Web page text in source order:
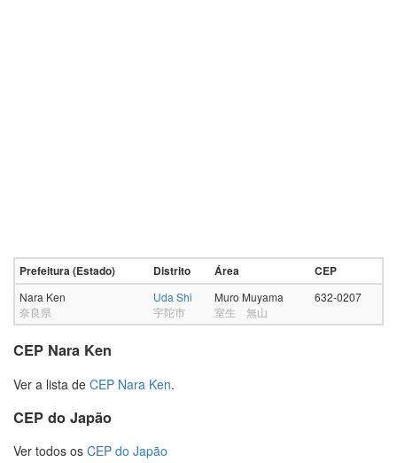
Prefeitura (Estado) Distrito Área CEP
Nara Ken
奈良県
Uda Shi
宇陀市
Muro Muyama
室生 無山
632-0207
CEP Nara Ken
Ver a lista de CEP Nara Ken.
CEP do Japão
Ver todos os CEP do Japão